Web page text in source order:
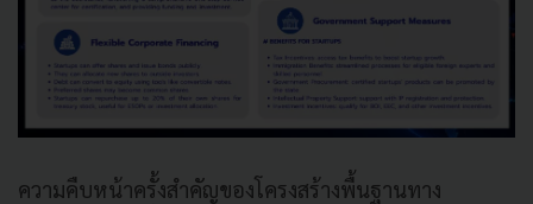
ความคืบหน้าครั้งสำคัญของโครงสร้างพื้นฐานทาง